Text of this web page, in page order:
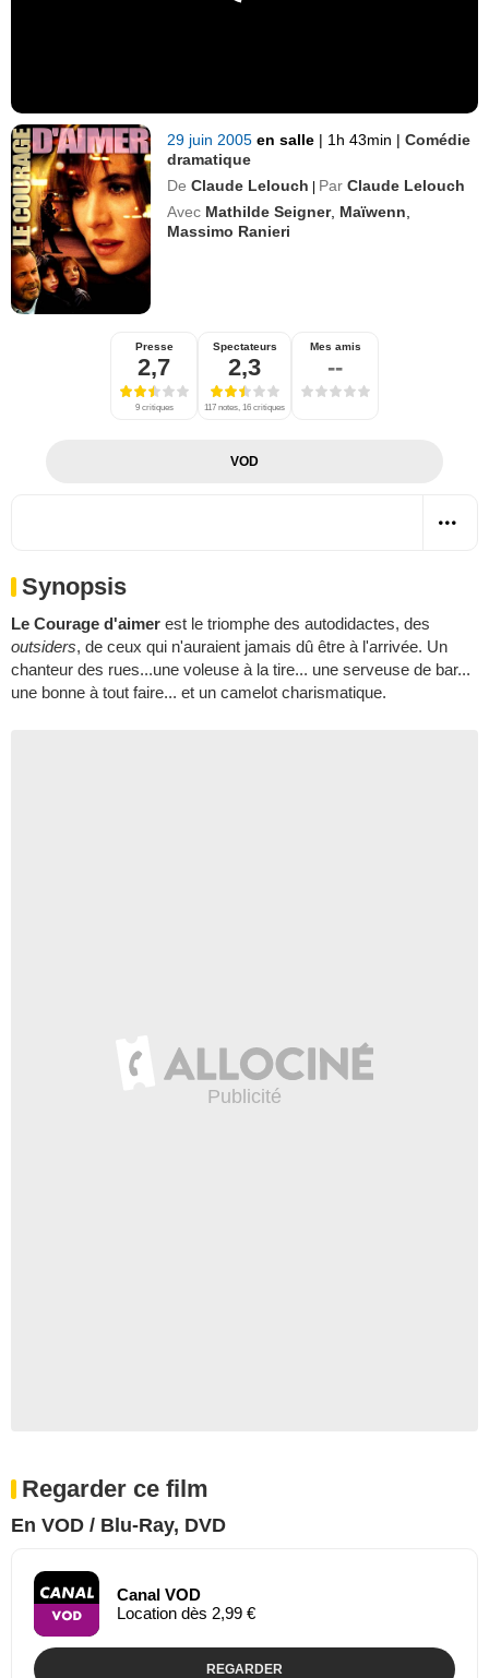
29 juin 2005en salle | 1h 43min | Comédie
dramatique
De Claude Lelouch | Par Claude Lelouch
Avec Mathilde Seigner, Maïwenn
Massimo Ranieri
Presse
2,7
9 critiques
Spectateurs
2,3
117 notes, 16 critiques
Mes amis
--
VOD
Synopsis
Le Courage d'aimer est le triomphe des autodidactes, des
outsiders, de ceux qui n'auraient jamais dû être à l'arrivée. Un
chanteur des rues...une voleuse à la tire... une serveuse de bar...
une bonne à tout faire... et un camelot charismatique.
Regarder ce film
En VOD / Blu-Ray, DVD
Canal VOD
Location dès 2,99 €
REGARDER